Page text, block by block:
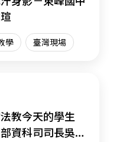
學 臺灣現場
教今天的學生
資科司司長吳穎